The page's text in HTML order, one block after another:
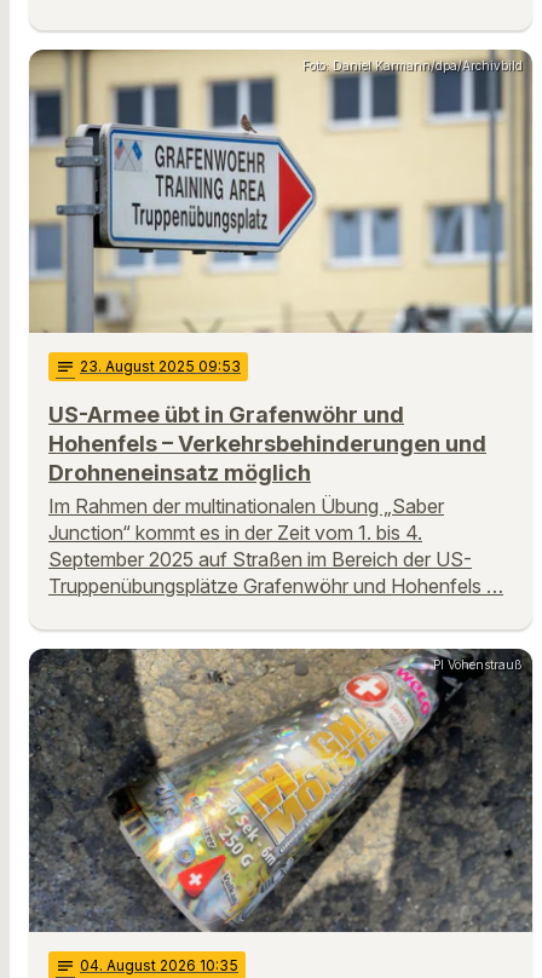
Foto: Daniel Karmann/dpa/Archivbild
notes 23. August 2025 09:53
US-Armee übt in Grafenwöhr und
Hohenfels – Verkehrsbehinderungen und
Drohneneinsatz möglich
Im Rahmen der multinationalen Übung „Saber
Junction“ kommt es in der Zeit vom 1. bis 4.
September 2025 auf Straßen im Bereich der US-
Truppenübungsplätze Grafenwöhr und Hohenfels …
PI Vohenstrauß
notes 04. August 2026 10:35